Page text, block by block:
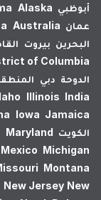
أبوظبي Alaska
عمان Australia
البحرين بيروت
of Columbia
الدوحة دبي
Illinois India
Iowa Jamaica
الكويت Maryland
Mexico Michigan
Montana
New Jersey New